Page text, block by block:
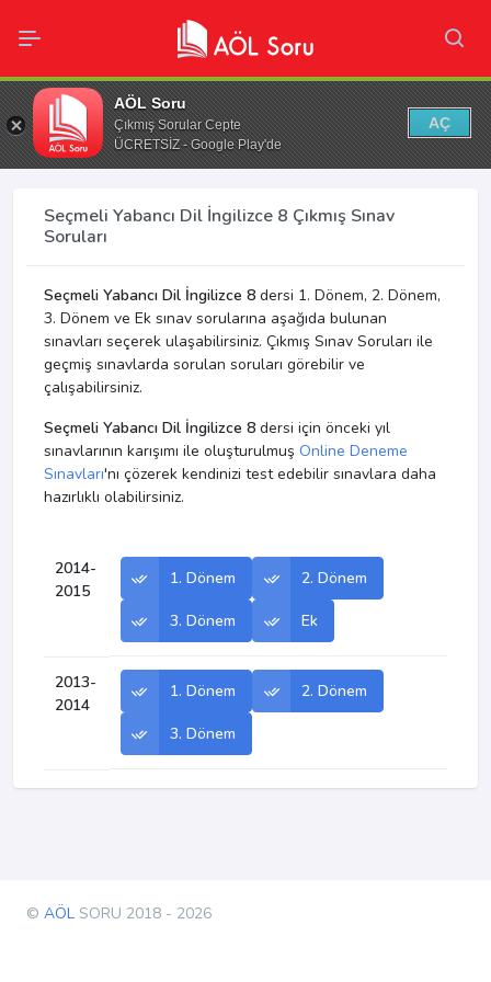
AÖL Soru
Çıkmış Sorular Cepte
ÜCRETSİZ - Google Play'de
AÇ
Seçmeli Yabancı Dil İngilizce 8 Çıkmış Sınav
Soruları
Seçmeli Yabancı Dil İngilizce 8 dersi 1. Dönem, 2. Dönem,
3. Dönem ve Ek sınav sorularına aşağıda bulunan
sınavları seçerek ulaşabilirsiniz. Çıkmış Sınav Soruları ile
geçmiş sınavlarda sorulan soruları görebilir ve
çalışabilirsiniz.
Seçmeli Yabancı Dil İngilizce 8 dersi için önceki yıl
sınavlarının karışımı ile oluşturulmuş Online Deneme
Sınavları'nı çözerek kendinizi test edebilir sınavlara daha
hazırlıklı olabilirsiniz.
2014-
2015
1. Dönem 2. Dönem
3. Dönem Ek
2013-
2014
1. Dönem 2. Dönem
3. Dönem
© AÖL SORU 2018 - 2026